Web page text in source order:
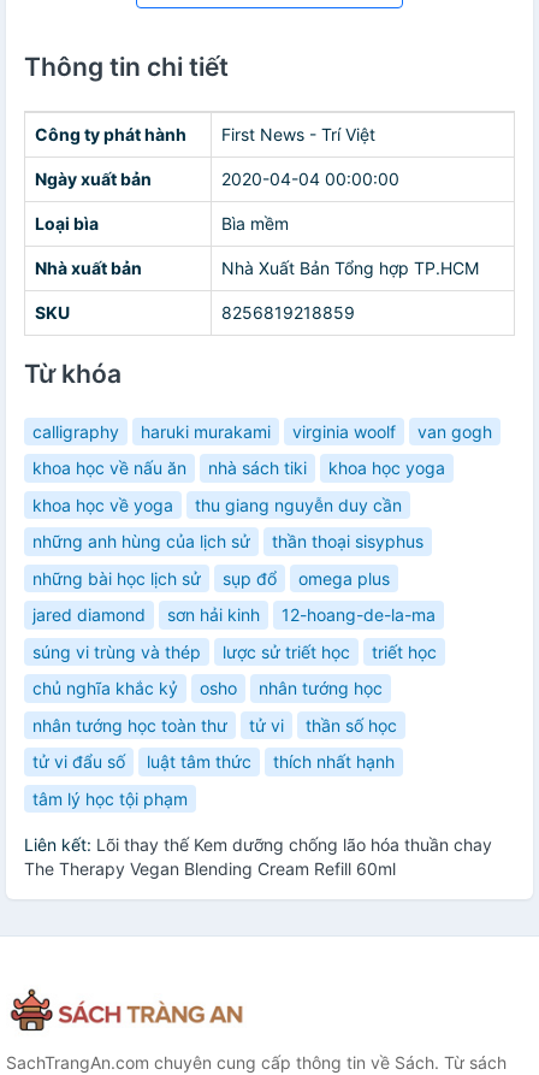
Thông tin chi tiết
Công ty phát hành First News - Trí Việt
Ngày xuất bản 2020-04-04 00:00:00
Loại bìa Bìa mềm
Nhà xuất bản Nhà Xuất Bản Tổng hợp TP.HCM
SKU 8256819218859
Từ khóa
calligraphy haruki murakami virginia woolf
van gogh
khoa học về nấu ăn
nhà sách tiki
khoa học yoga
khoa học về yoga
thu giang nguyễn duy cần
những anh hùng của lịch sử
thần thoại sisyphus
những bài học lịch sử
sụp đổ
omega plus
jared diamond
sơn hải kinh
12-hoang-de-la-ma
súng vi trùng và thép
lược sử triết học
triết học
chủ nghĩa khắc kỷ
osho
nhân tướng học
nhân tướng học toàn thư
tử vi
thần số học
tử vi đẩu số
luật tâm thức
thích nhất hạnh
tâm lý học tội phạm
Liên kết: Lõi thay thế Kem dưỡng chống lão hóa thuần chay
The Therapy Vegan Blending Cream Refill 60ml
SachTrangAn.com chuyên cung cấp thông tin về Sách. Từ sách